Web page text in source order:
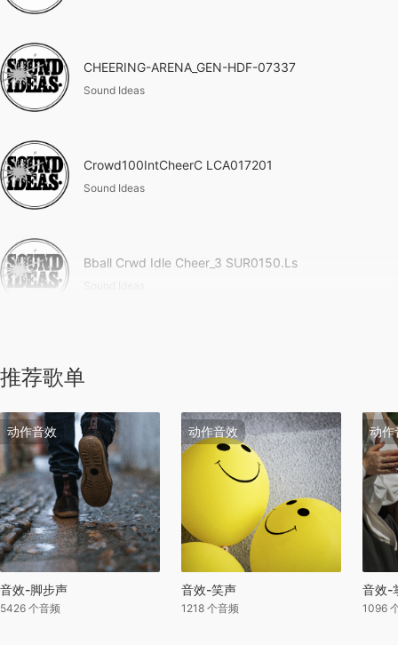
CHEERING-ARENA_GEN-HDF-07337
Sound Ideas
Crowd100IntCheerC LCA017201
Sound Ideas
Bball Crwd Idle Cheer_3 SUR0150.Ls
推荐歌单
动作音效
音效-脚步声
5426 个音频
动作音效
音效-笑声
1218 个音频
动作
音效-
1096